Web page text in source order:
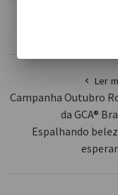
Ler
Campanha Outubro
da GCA®
Espalhando